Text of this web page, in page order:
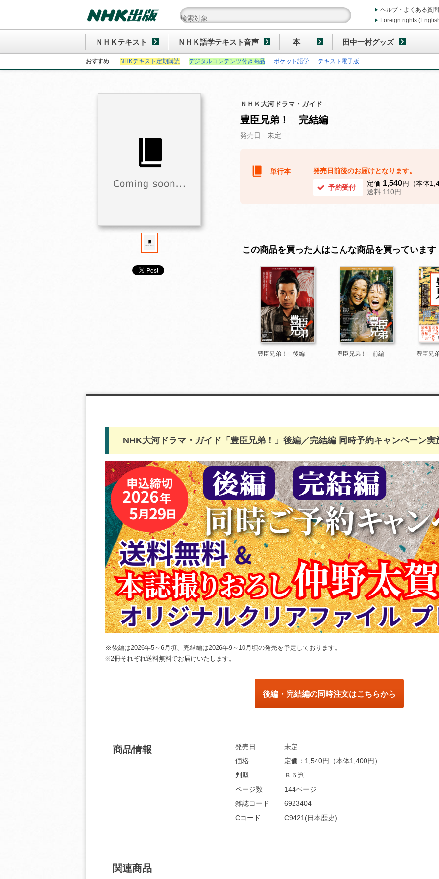
ヘルプ・よくある質問
Foreign rights
ＮＨＫテキスト ＮＨＫ語学テキスト音声 本 田中一村グッズ
おすすめ NHKテキスト定期購読 デジタルコンテンツ付き商品 ポケット語学 テキスト電子版
お支払いに進む
他にも商品を買う
ＮＨＫ大河ドラマ・ガイド
豊臣兄弟！ 完結編
発売日 未定
単行本 発売日前後のお届けとなります。
予約受付 定価 1,540円（本体
送料 110円
この商品を買った人はこんな商品を買っています
豊臣兄弟！ 後編 豊臣兄弟！ 前編 豊臣兄
NHK大河ドラマ・ガイド「豊臣兄弟！」後編／完結編 同時予約キャンペーン実
※後編は2026年5～6月頃、完結編は2026年9～10月頃の発売を予定しております。
※2冊それぞれ送料無料でお届けいたします。
後編・完結編の同時注文はこちらから
商品情報 発売日
未定
価格
定価： 1,540円（本体1,400円）
判型
Ｂ５判
ページ数
144ページ
雑誌コード
6923404
Cコード
C9421(日本歴史)
関連商品